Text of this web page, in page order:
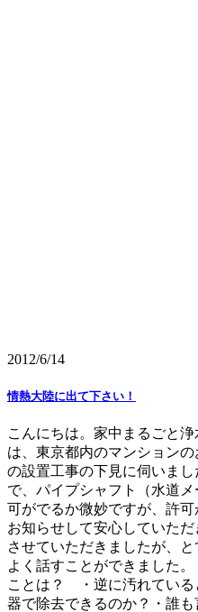
2012/6/14
情熱大陸に出て下さい！
こんにちは。家中まるごと
は、東京都内のマンションの
の設置工事の下見に伺いま
で、パイプシャフト（水道
可がでるか微妙ですが、許
お知らせして安心していた
させていただきましたが、
よく話すことができました
ことは？ ・逆に汚れている
器で除去できるのか？・誰も